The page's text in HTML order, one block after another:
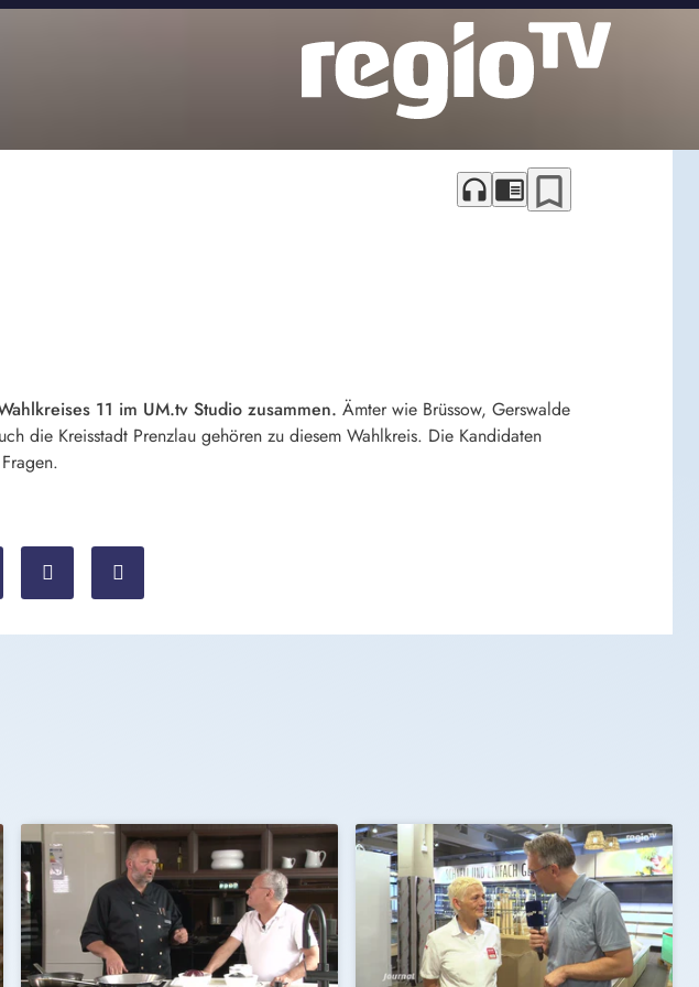
headphones chrome_reader_mode bookmark_border
11 im UM.tv Studio zusammen. Ämter wie Brüssow, Gerswalde
die Kreisstadt Prenzlau gehören zu diesem Wahlkreis. Die Kandidaten